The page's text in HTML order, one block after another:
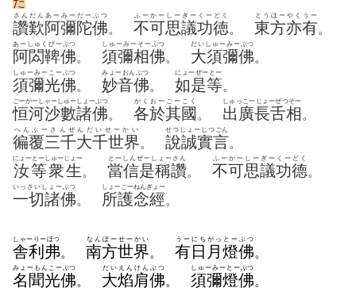
讚歎阿彌陀佛
さんだんあーみーだーぶつ
。 不可思議功徳
ふーかーしーぎーくーどく
。 東方亦有
とうほーやくうー
。
阿閦鞞佛
あーしゅくびーぶつ
。 須彌相佛
しゅーみーそーぶつ
。 大須彌佛
だいしゅーみーぶつ
。
須彌光佛
しゅーみーこーぶつ
。 妙音佛
みょーおんぶつ
。 如是等
にょーぜーとー
。
恒河沙數諸佛
ごーがーしゃーしゅーしょーぶつ
。 各於其國
かくおーごーこく
。 出廣長舌相
しゅっこーじょーぜつそー
。
徧覆三千大千世界
へんぶーさんぜんだいせーかい
。 說誠實言
せつじょーじつごん
。
汝等衆生
にょーとーしゅーじょー
。 當信是稱讚
とーしんぜーしょーさん
。 不可思議功德
ふーかーしーぎーくーどく
。
一切諸佛
いっさいしょーぶつ
。 所護念經
しょーごーねんぎょー
。
舎利弗
しゃーりーほつ
。 南方世界
なんぽーせーかい
。 有日月燈佛
うーにちがっとーぶつ
。
名聞光佛
みょーもんこーぶつ
。 大焰肩佛
だいえんけんぶつ
。 須彌燈佛
しゅーみーとーぶつ
。